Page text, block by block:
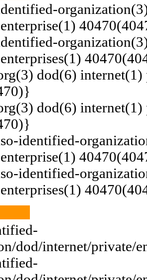
dod(6) internet(1)
dod(6) internet(1)
identified-
identified-
dod/internet/private/